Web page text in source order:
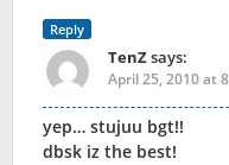
Reply
TenZsays:
April 25, 2010 at
yep… stujuu bgt!!
dbsk iz the best!